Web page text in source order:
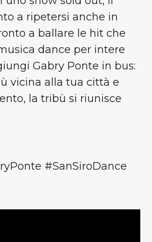
a ripetersi anche in
a ballare le hit che
dance per intere
Gabry Ponte in bus:
vicina alla tua città e
la tribù si riunisce
#SanSiroDance